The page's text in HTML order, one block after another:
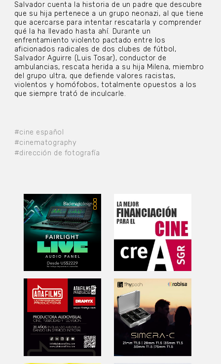
#cine español
#cinematography
#dirección de fotografía
Salvador cuenta la historia de un padre que descubre
que su hija pertenece a un grupo neonazi, al que tiene
que acercarse para intentar rescatarla y comprender
qué la ha llevado hasta ahí. Durante un
enfrentamiento violento pactado entre los
aficionados radicales de dos clubes de fútbol,
Salvador Aguirre (Luis Tosar), conductor de
ambulancias, rescata herida a su hija Milena, miembro
del grupo ultra, que defiende valores racistas,
violentos y homófobos, totalmente opuestos a los
que siempre trató de inculcarle.